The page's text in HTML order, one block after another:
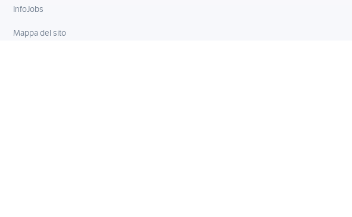
InfoJobs
Mappa del sito